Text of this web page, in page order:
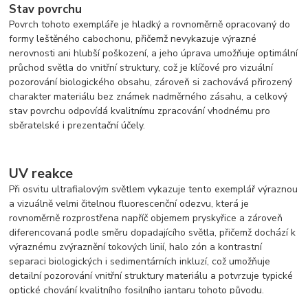
Stav povrchu
Povrch tohoto exempláře je hladký a rovnoměrně opracovaný do
formy leštěného cabochonu, přičemž nevykazuje výrazné
nerovnosti ani hlubší poškození, a jeho úprava umožňuje optimální
průchod světla do vnitřní struktury, což je klíčové pro vizuální
pozorování biologického obsahu, zároveň si zachovává přirozený
charakter materiálu bez známek nadměrného zásahu, a celkový
stav povrchu odpovídá kvalitnímu zpracování vhodnému pro
sběratelské i prezentační účely.
UV reakce
Při osvitu ultrafialovým světlem vykazuje tento exemplář výraznou
a vizuálně velmi čitelnou fluorescenční odezvu, která je
rovnoměrně rozprostřena napříč objemem pryskyřice a zároveň
diferencovaná podle směru dopadajícího světla, přičemž dochází k
výraznému zvýraznění tokových linií, halo zón a kontrastní
separaci biologických i sedimentárních inkluzí, což umožňuje
detailní pozorování vnitřní struktury materiálu a potvrzuje typické
optické chování kvalitního fosilního jantaru tohoto původu.